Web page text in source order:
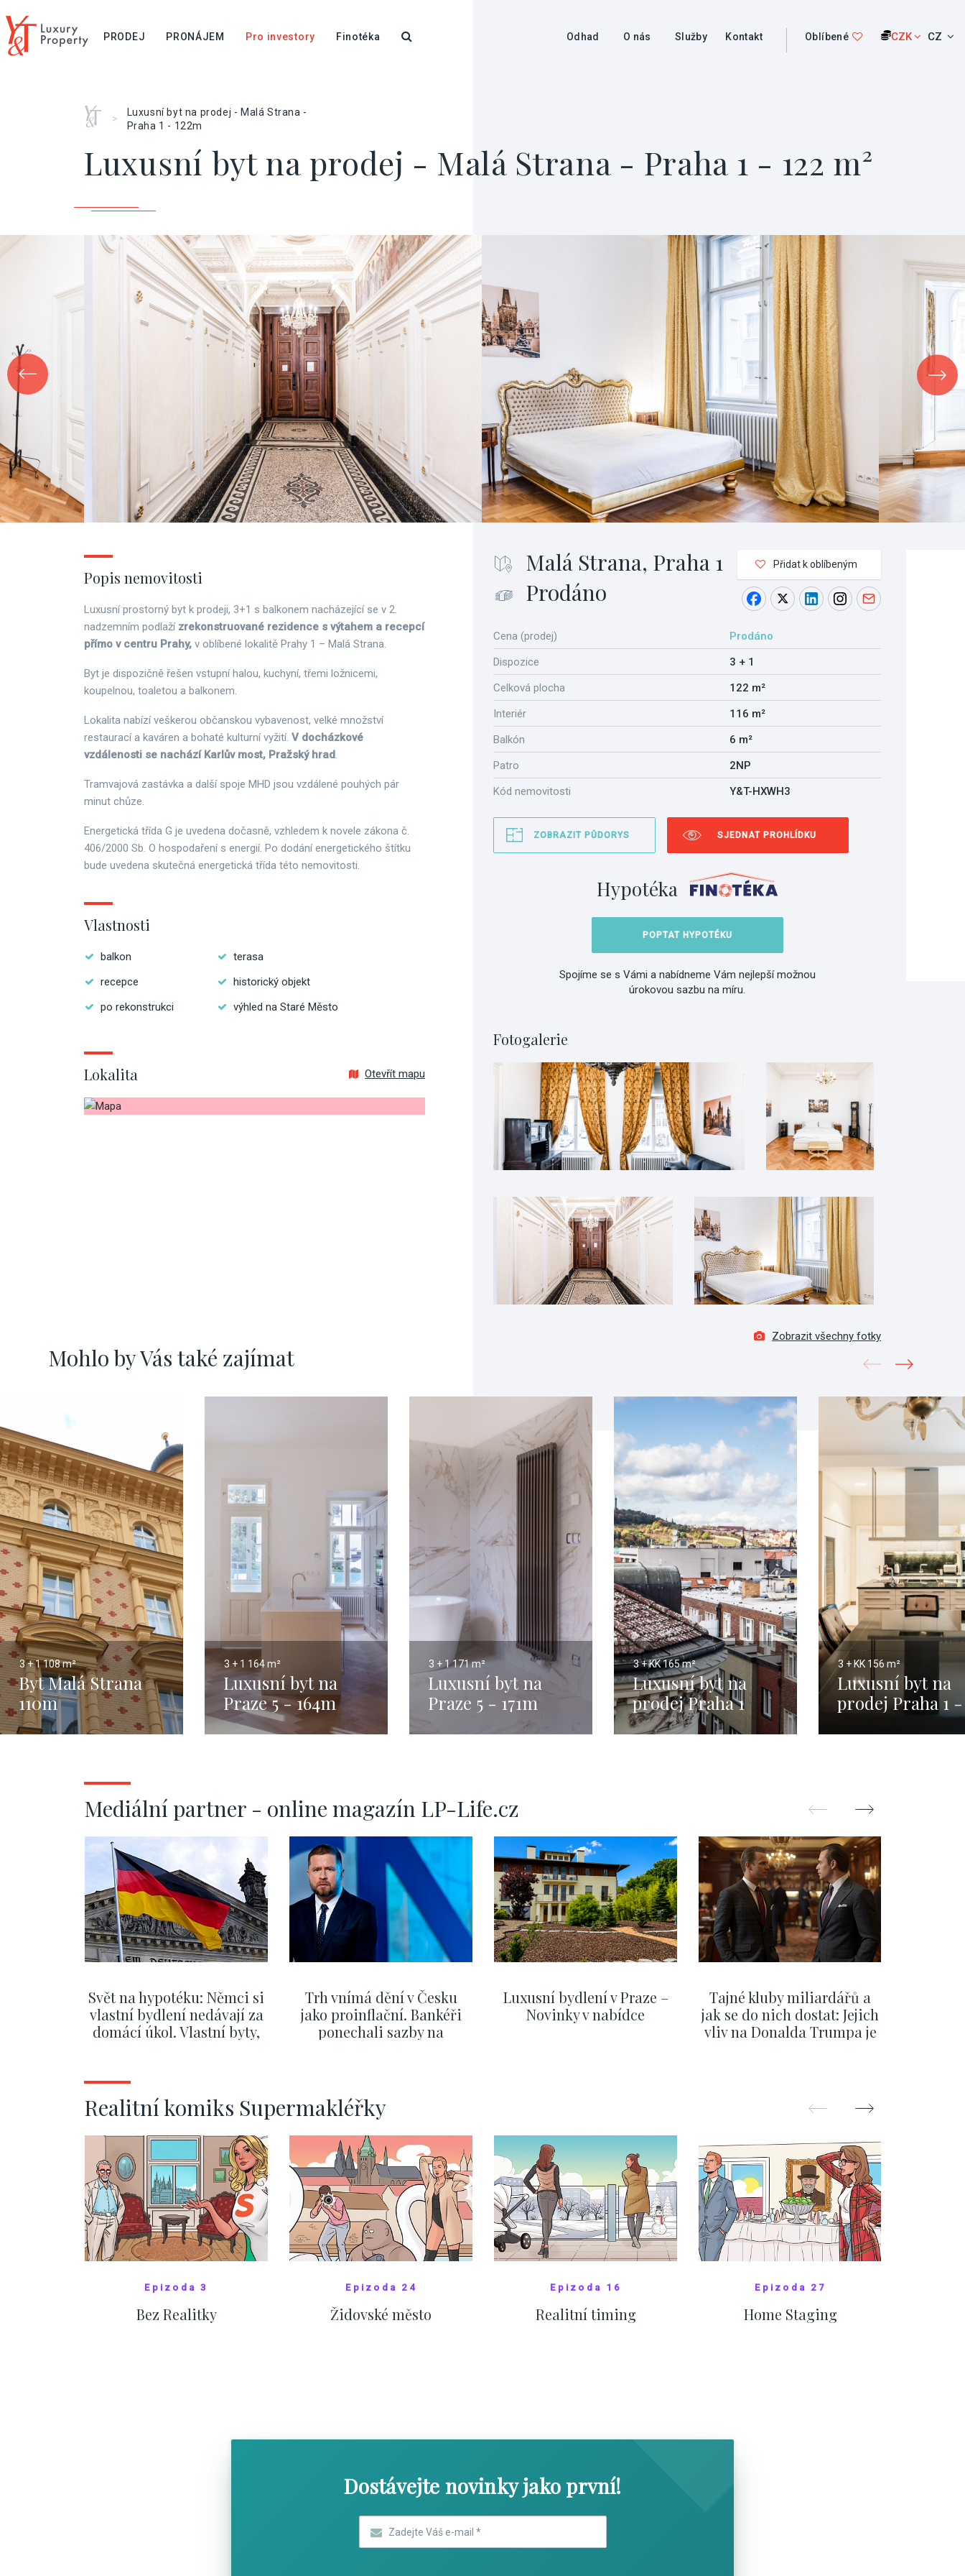
PRODEJ PRONÁJEM Pro investory Finotéka Odhad O nás Služby Kontakt Oblíbené CZK CZ
Home
>
Luxusní byt na prodej - Malá Strana -
Praha 1 - 122m
Luxusní byt na prodej - Malá Strana - Praha 1 - 122 m²
Malá Strana, Praha 1
Prodáno
Přidat k oblíbeným
Cena (prodej)
Prodáno
Dispozice
3 + 1
Celková plocha
122 m²
Interiér
116 m²
Balkón
6 m²
Patro
2NP
Kód nemovitosti
Y&T-HXWH3
ZOBRAZIT PŮDORYS SJEDNAT PROHLÍDKU
Hypotéka
POPTAT HYPOTÉKU
Spojíme se s Vámi a nabídneme Vám nejlepší možnou
úrokovou sazbu na míru.
Fotogalerie
Zobrazit všechny fotky
Popis nemovitosti
Luxusní prostorný byt k prodeji, 3+1 s balkonem nacházející se v 2.
nadzemním podlaží zrekonstruované rezidence s výtahem a recepcí
přímo v centru Prahy, v oblíbené lokalitě Prahy 1 – Malá Strana.
Byt je dispozičně řešen vstupní halou, kuchyní, třemi ložnicemi,
koupelnou, toaletou a balkonem.
Lokalita nabízí veškerou občanskou vybavenost, velké množství
restaurací a kaváren a bohaté kulturní vyžití. V docházkové
vzdálenosti se nachází Karlův most, Pražský hrad.
Tramvajová zastávka a další spoje MHD jsou vzdálené pouhých pár
minut chůze.
Energetická třída G je uvedena dočasně, vzhledem k novele zákona č.
406/2000 Sb. O hospodaření s energií. Po dodání energetického štítku
bude uvedena skutečná energetická třída této nemovitosti.
Vlastnosti
balkon
terasa
recepce
historický objekt
po rekonstrukci
výhled na Staré Město
Lokalita Otevřít mapu
Mohlo by Vás také zajímat
3 + 1108 m²
Byt Malá Strana
110m
3 + 1 164 m²
Luxusní byt na
Praze 5 - 164m
3 + 1171 m²
Luxusní byt na
Praze 5 - 171m
3 + KK165 m²
Luxusní byt na
prodej Praha 1
Nové Město 165m
3 + KK 156 m²
Luxusní byt na
prodej Praha 1 -
Staré Město -
Mediální partner - online magazín LP-Life.cz
Svět na hypotéku: Němci si
vlastní bydlení nedávají za
domácí úkol. Vlastní byty,
Trh vnímá dění v Česku
jako proinflační. Bankéři
ponechali sazby na
Luxusní bydlení v Praze –
Novinky v nabídce
Tajné kluby miliardářů a
jak se do nich dostat: Jejich
vliv na Donalda Trumpa je
Realitní komiks Supermakléřky
Epizoda 3
Bez Realitky
Epizoda 24
Židovské město
Epizoda 16
Realitní timing
Epizoda 27
Home Staging
Dostávejte novinky jako první!